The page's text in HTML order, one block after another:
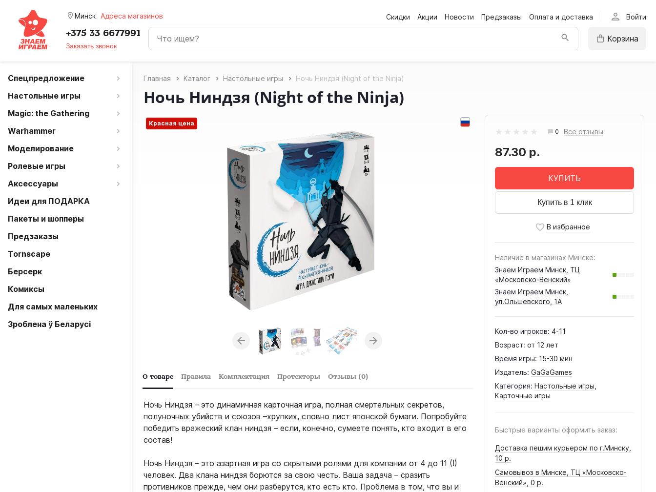
room Минск Адреса магазинов Скидки Акции Новости Предзаказы Оплата и доставка person Войти
+375 33 6677991
Заказать звонок
Корзина
Спецпредложение
Настольные игры
Magic: the Gathering
Warhammer
Моделирование
Ролевые игры
Аксессуары
Идеи для ПОДАРКА
Пакеты и шопперы
Предзаказы
Tornscape
Берсерк
Комиксы
Для самых маленьких
Зроблена ў Беларусi
Главная Каталог Настольные игры Ночь Ниндзя (Night of the Ninja)
Ночь Ниндзя (Night of the Ninja)
Красная цена
0
Все отзывы
87.30 р.
КУПИТЬ
Купить в 1 клик
Наличие в магазинах Минске:
Знаем Играем Минск, ТЦ
«Московско-Венский»
Знаем Играем Минск,
ул.Ольшевского, 1А
Кол-во игроков: 4-11
Возраст: от 12 лет
Время игры: 15-30 мин
Издатель: GaGaGames
Категория: Настольные игры
Карточные игры
Быстрые варианты оформить заказ:
Доставка пешим курьером по г.Минску,
10 р.
Самовывоз в Минске, ТЦ «Московско-
Венский», 0 р.
О товаре Правила Комплектация Протекторы Отзывы (0)
Ночь Ниндзя – это динамичная карточная игра, полная смертельных секретов,
полуночных убийств и союзов –хрупких, словно лист японской бумаги. Попробуйте
победить вражеский клан ниндзя – если, конечно, сумеете понять, кто входит в его
состав!
Ночь Ниндзя – это азартная игра со скрытыми ролями для компании от 4 до 11 (!)
человек. Два клана ниндзя борются за свою честь. Ваша задача – сразить
противников прежде, чем они разберутся, кто есть кто. Проблема в том, что вы и